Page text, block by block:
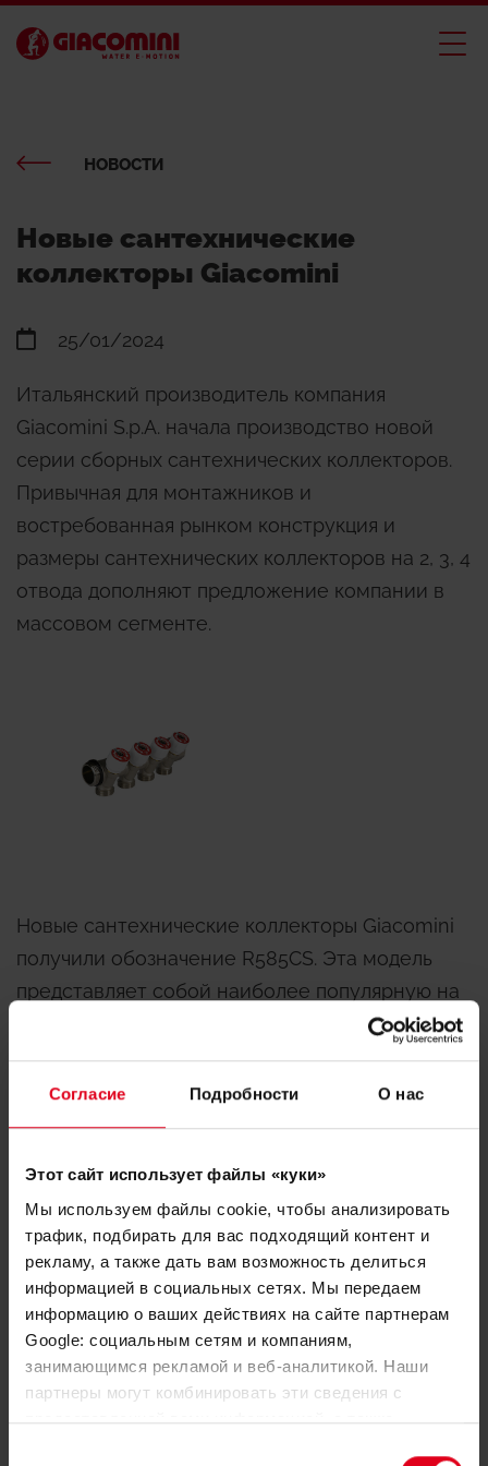
Согласие Подробности О нас
Этот сайт использует файлы «куки»
Мы используем файлы cookie, чтобы анализировать
трафик, подбирать для вас подходящий контент и
рекламу, а также дать вам возможность делиться
информацией в социальных сетях. Мы передаем
информацию о ваших действиях на сайте партнерам
Google: социальным сетям и компаниям,
занимающимся рекламой и веб-аналитикой. Наши
партнеры могут комбинировать эти сведения с
предоставленной вами информацией, а также
НОВОСТИ
Новые сантехнические
коллекторы Giacomini
25/01/2024
Итальянский производитель компания
Giacomini S.p.A. начала производство новой
серии сборных сантехнических коллекторов.
Привычная для монтажников и
востребованная рынком конструкция и
размеры сантехнических коллекторов на 2, 3, 4
отвода дополняют предложение компании в
массовом сегменте.
Новые сантехнические коллекторы Giacomini
получили обозначение R585CS. Эта модель
представляет собой наиболее популярную на
нашем рынке конструкцию коллекторов для
водоснабжения: сборные блоки на 2, 3 или 4
отвода, корпус никелированный, отводы на
3/4” с евроконусом. Размеры коллекторов ¾”
«универсальные» 40 мм. Рукоятки вентилей
белого цвета с двухсторонними – красно-
синими дисками и с вставками с
обозначением сантехнических приборов, что
позволяет идентифицировать коллекторы на
горячую и холодную воду.
Несмотря на стандартность и «типичность»